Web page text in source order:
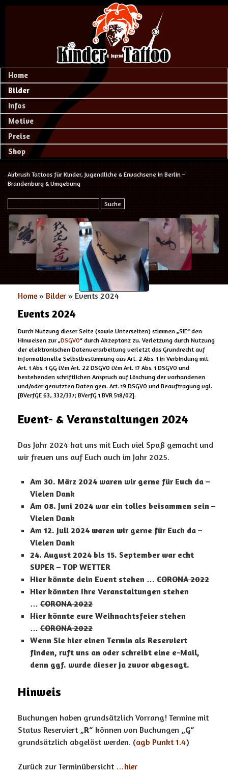
Home
Bilder
Infos
Motive
Preise
Shop
Airbrush Tattoos für Kinder, Jugendliche & Erwachsene in Berlin –
Brandenburg & Umgebung
Suche
Home » Bilder » Events 2024
Events 2024
Durch Nutzung dieser Seite (sowie Unterseiten) stimmen „SIE“ den
Hinweisen zur „DSGVO“ durch Akzeptanz zu. Verletzung durch Nutzung
der elektronischen Datenverarbeitung verletzt das Grundrecht auf
informationelle Selbstbestimmung aus Art. 2 Abs. 1 in Verbindung mit
Art. 1 Abs. 1 GG i.V.m Art. 22 DSGVO i.V.m Art. 17 Abs. 1 DSGVO und
bestehenden schriftlichen Anspruch auf Löschung der vorhandenen
und/oder genutzten Daten gem. Art. 19 DSGVO und Beauftragung vgl.
[BVerfGE 63, 332/337; BVerfG 1 BVR 518/02].
Event- & Veranstaltungen 2024
Das Jahr 2024 hat uns mit Euch viel Spaß gemacht und
wir freuen uns auf Euch auch im Jahr 2025.
Am 30. März 2024 waren wir gerne für Euch da –
Vielen Dank
Am 08. Juni 2024 war ein tolles beisammen sein –
Vielen Dank
Am 12. Juli 2024 waren wir gerne für Euch da –
Vielen Dank
24. August 2024 bis 15. September war echt
SUPER – TOP WETTER
Hier könnte dein Event stehen … CORONA 2022
Hier könnten Ihre Veranstaltungen stehen
… CORONA 2022
Hier könnte eure Weihnachtsfeier stehen
… CORONA 2022
Wenn Sie hier einen Termin als Reserviert
finden, ruft uns an oder schreibt eine e-Mail,
denn ggf. wurde dieser ja zuvor abgesagt.
Hinweis
Buchungen haben grundsätzlich Vorrang! Termine mit
Status Reserviert „R“ können von Buchungen „G“
grundsätzlich abgelöst werden. (agb Punkt 1.4)
Zurück zur Terminübersicht …hier